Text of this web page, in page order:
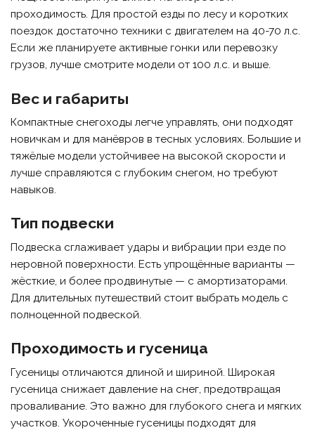
проходимость. Для простой езды по лесу и коротких
поездок достаточно техники с двигателем на 40-70 л.с.
Если же планируете активные гонки или перевозку
грузов, лучше смотрите модели от 100 л.с. и выше.
Вес и габариты
Компактные снегоходы легче управлять, они подходят
новичкам и для манёвров в тесных условиях. Большие и
тяжёлые модели устойчивее на высокой скорости и
лучше справляются с глубоким снегом, но требуют
навыков.
Тип подвески
Подвеска сглаживает удары и вибрации при езде по
неровной поверхности. Есть упрощённые варианты —
жёсткие, и более продвинутые — с амортизаторами.
Для длительных путешествий стоит выбрать модель с
полноценной подвеской.
Проходимость и гусеница
Гусеницы отличаются длиной и шириной. Широкая
гусеница снижает давление на снег, предотвращая
проваливание. Это важно для глубокого снега и мягких
участков. Укороченные гусеницы подходят для